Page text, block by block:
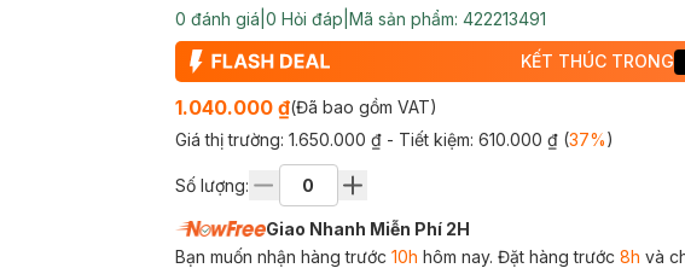
0 đánh giá 0 Hỏi đáp Mã sản phẩm: 422213491
KẾT THÚC TRONG
1.040.000 ₫(Đã bao gồm VAT)
Giá thị trường: 1.650.000 ₫ - Tiết kiệm: 610.000 ₫(37%)
Số lượng:
Giao Nhanh Miễn Phí 2H
Bạn muốn nhận hàng trước 10h hôm nay. Đặt hàng trước 8h và